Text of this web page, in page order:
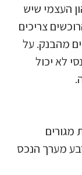
שיש
צריכים
על
יכול
מערך הנכס